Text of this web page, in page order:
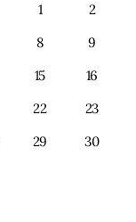
1
2
8
9
15
16
22
23
29
30